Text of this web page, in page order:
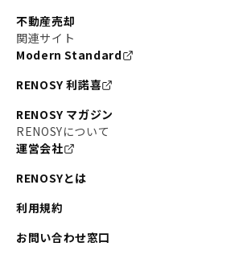
不動産売却
関連サイト
Modern Standard
RENOSY 利諾喜
RENOSY マガジン
RENOSYについて
運営会社
RENOSYとは
利用規約
お問い合わせ窓口